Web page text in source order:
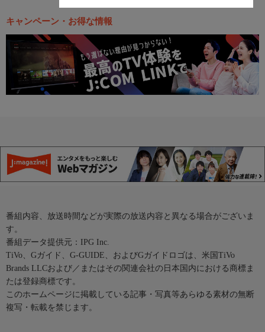
キャンペーン・お得な情報
番組内容、放送時間などが実際の放送内容と異なる場合がございま
す。
番組データ提供元：IPG Inc.
TiVo、Gガイド、G-GUIDE、およびGガイドロゴは、米国TiVo
Brands LLCおよび／またはその関連会社の日本国内における商標ま
たは登録商標です。
このホームページに掲載している記事・写真等あらゆる素材の無断
複写・転載を禁じます。